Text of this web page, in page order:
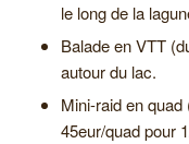
le long de la
Balade en VTT
autour du lac.
Mini-raid en
45eur/quad pour